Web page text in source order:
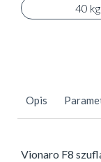
40 kg
Opis
Vionaro F8